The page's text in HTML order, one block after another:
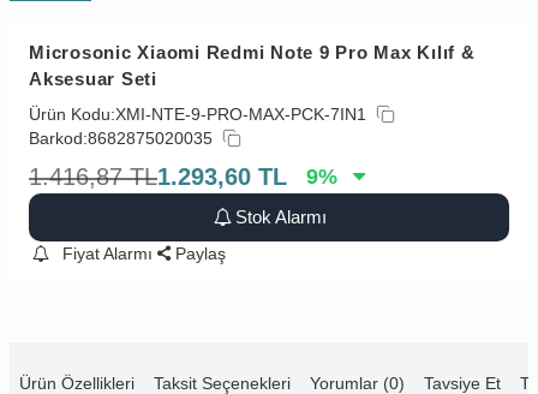
Microsonic Xiaomi Redmi Note 9 Pro Max Kılıf &
Aksesuar Seti
Ürün Kodu:XMI-NTE-9-PRO-MAX-PCK-7IN1
Barkod:8682875020035
1.416,87 TL1.293,60 TL 9%
Stok Alarmı
Fiyat Alarmı Paylaş
Ürün Özellikleri Taksit Seçenekleri Yorumlar (0) Tavsiye Et